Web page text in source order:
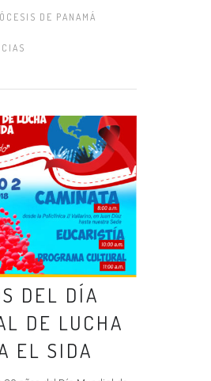
DE PANAMÁ
DEL DÍA
DE LUCHA
EL SIDA